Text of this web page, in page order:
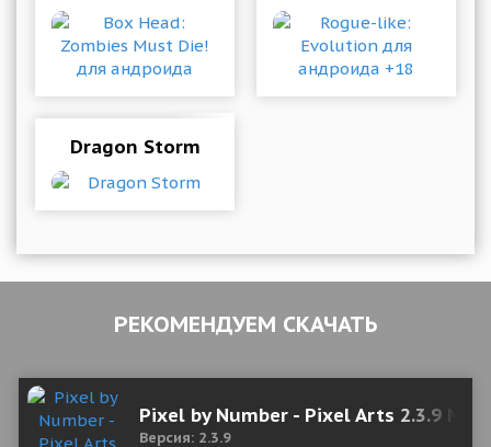
Dragon Storm
РЕКОМЕНДУЕМ СКАЧАТЬ
Pixel by Number - Pixel Arts 2.3.9
Версия: 2.3.9